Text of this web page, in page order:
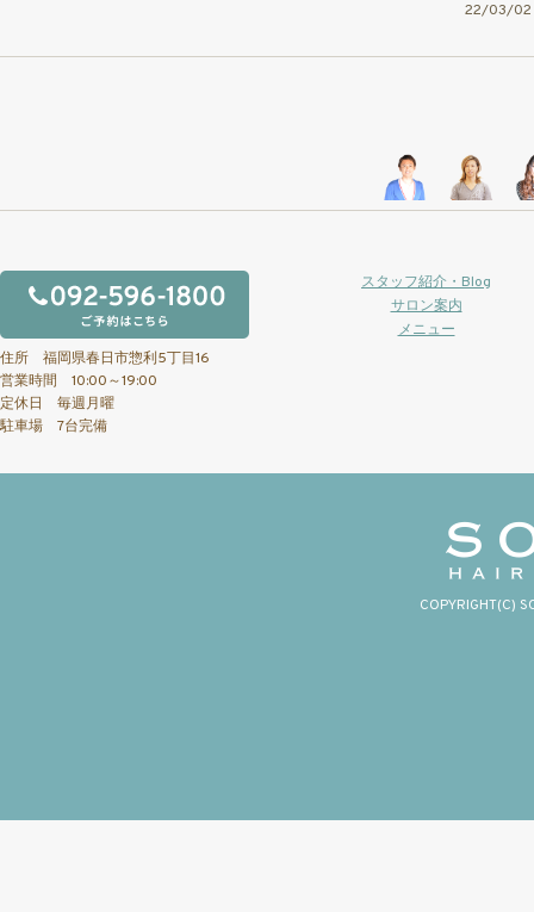
22/03/
住所 福岡県春日市惣利5丁目16
営業時間 10:00～19:00
定休日 毎週月曜
駐車場 7台完備
スタッフ紹介・Blog
サロン案内
メニュー
COPYRIGHT(C)